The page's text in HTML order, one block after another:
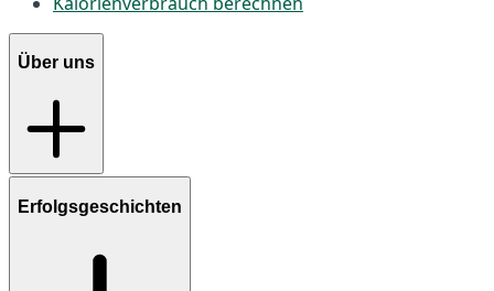
Über uns
Erfolgsgeschichten